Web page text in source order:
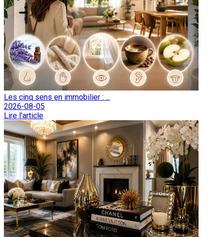
Les cinq sens en immobilier : ...
2026-08-05
Lire l'article